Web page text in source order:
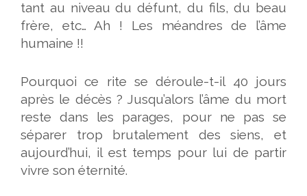
tant au niveau du défunt, du fils, du beau
frère, etc… Ah ! Les méandres de l’âme
humaine !!
Pourquoi ce rite se déroule-t-il 40 jours
après le décès ? Jusqu’alors l’âme du mort
reste dans les parages, pour ne pas se
séparer trop brutalement des siens, et
aujourd’hui, il est temps pour lui de partir
vivre son éternité.